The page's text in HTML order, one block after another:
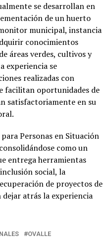
se desarrollan en
de un huerto
municipal, instancia
conocimientos
áreas verdes, cultivos y
experiencia se
realizadas con
facilitan oportunidades de
satisfactoriamente en su
Personas en Situación
como un
entrega herramientas
social, la
de proyectos de
dejar atrás la experiencia
OVALLE